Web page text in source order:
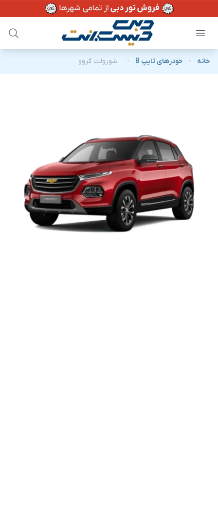
خانه - خودرهای تایپ B - شورولت گروو